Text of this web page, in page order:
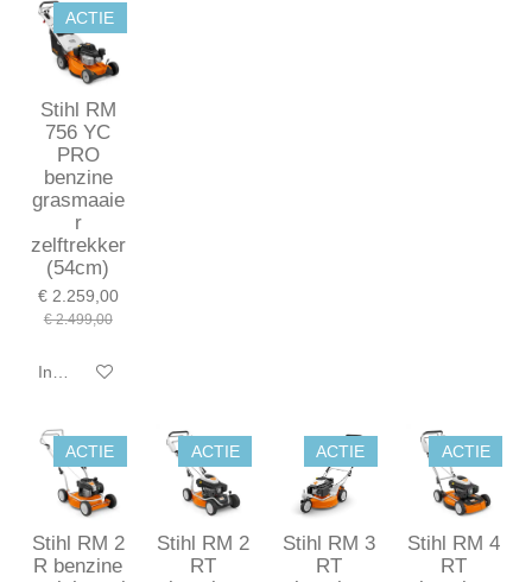
ACTIE
Stihl RM
756 YC
PRO
benzine
grasmaaie
r
zelftrekker
(54cm)
€ 2.259,00
€ 2.499,00
In winkelwagen
ACTIE
Stihl RM 2
R benzine
ACTIE
Stihl RM 2
RT
ACTIE
Stihl RM 3
RT
ACTIE
Stihl RM 4
RT